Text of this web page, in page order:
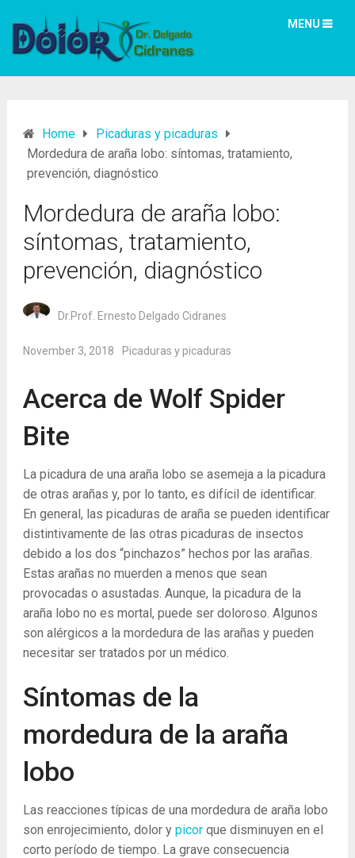
MENU
Home
Picaduras y picaduras
Mordedura de araña lobo: síntomas, tratamiento,
prevención, diagnóstico
Mordedura de araña lobo:
síntomas, tratamiento,
prevención, diagnóstico
Dr.Prof. Ernesto Delgado Cidranes
November 3, 2018 Picaduras y picaduras
Acerca de Wolf Spider
Bite
La picadura de una araña lobo se asemeja a la picadura
de otras arañas y, por lo tanto, es difícil de identificar.
En general, las picaduras de araña se pueden identificar
distintivamente de las otras picaduras de insectos
debido a los dos “pinchazos” hechos por las arañas.
Estas arañas no muerden a menos que sean
provocadas o asustadas. Aunque, la picadura de la
araña lobo no es mortal, puede ser doloroso. Algunos
son alérgicos a la mordedura de las arañas y pueden
necesitar ser tratados por un médico.
Síntomas de la
mordedura de la araña
lobo
Las reacciones típicas de una mordedura de araña lobo
son enrojecimiento, dolor y picor que disminuyen en el
corto período de tiempo. La grave consecuencia